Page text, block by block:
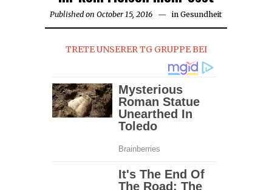
Published on October 15, 2016 October
in Gesundheit
TRETE UNSERER TG GRUPPE BEI